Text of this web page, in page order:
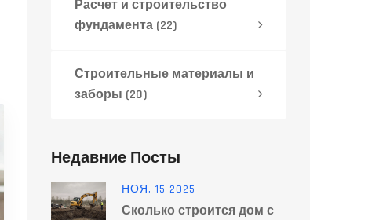
Расчет и строительство
фундамента (22)
Строительные материалы и
заборы (20)
Недавние Посты
НОЯ, 15 2025
Сколько строится дом с